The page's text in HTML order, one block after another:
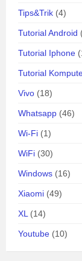
Tips&Trik (4)
Tutorial Android
Tutorial Iphone
Tutorial
Vivo (18)
Whatsapp (46)
Wi-Fi (1)
WiFi (30)
Windows (16)
Xiaomi (49)
XL (14)
Youtube (10)